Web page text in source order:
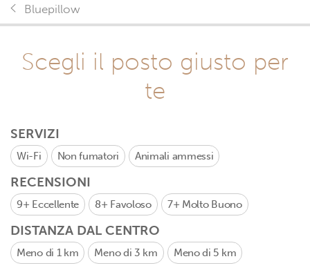
Bluepillow
Scegli il posto giusto per
te
SERVIZI
Wi-Fi Non fumatori Animali ammessi
RECENSIONI
9+ Eccellente 8+ Favoloso 7+ Molto Buono
DISTANZA DAL CENTRO
Meno di 1 km Meno di 3 km Meno di 5 km